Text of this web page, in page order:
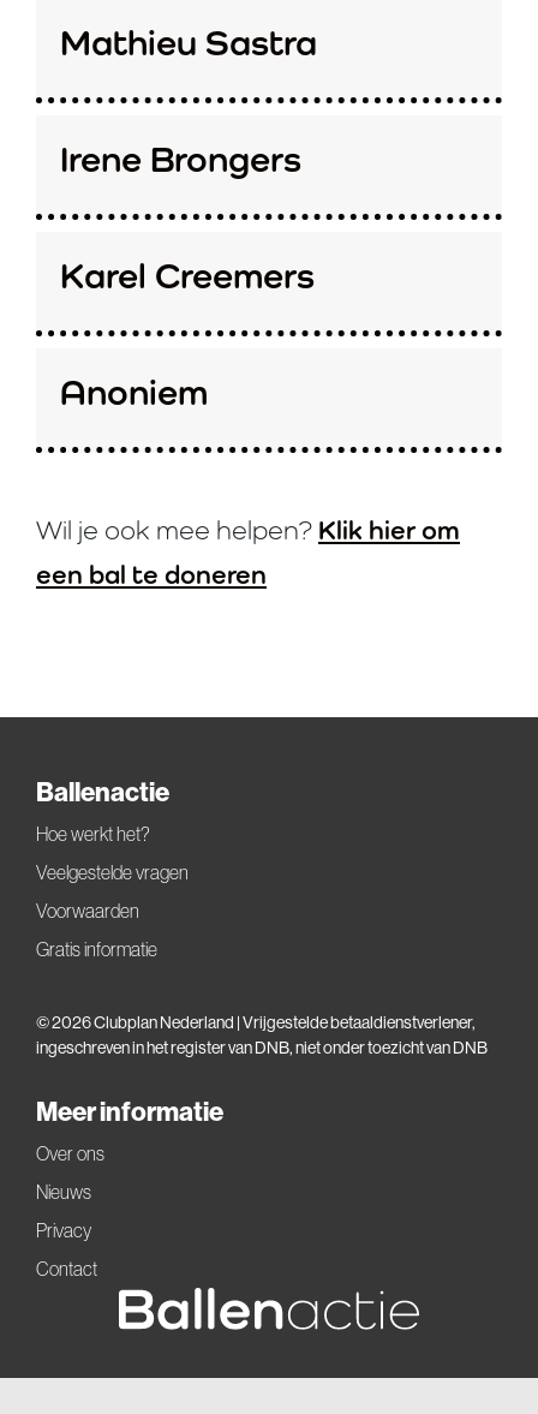
Mathieu Sastra
Irene Brongers
Karel Creemers
Anoniem
Wil je ook mee helpen? Klik hier om
een bal te doneren
Ballenactie
Hoe werkt het?
Veelgestelde vragen
Voorwaarden
Gratis informatie
© 2026 Clubplan Nederland | Vrijgestelde betaaldienstverlener,
ingeschreven in hetregister van DNB, niet onder toezicht van DNB
Meer informatie
Over ons
Nieuws
Privacy
Contact